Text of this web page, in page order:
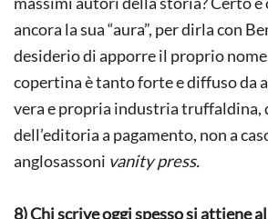
ancora la sua “aura”, per dirla con
desiderio di apporre il proprio nome
copertina è tanto forte e diffuso da
vera e propria industria truffaldina,
dell’editoria a pagamento, non a
anglosassoni vanity press.
8) Chi scrive oggi spesso si attiene